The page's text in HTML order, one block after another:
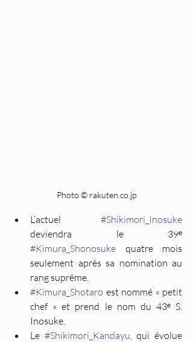
Photo © rakuten.co.jp
L’actuel #Shikimori_Inosuke
#Kimura_Shonosuke quatre mois
seulement après sa nomination au
rang suprême.
#Kimura_Shotaro est nommé « petit
chef » et prend le nom du 43ᵉ S.
Inosuke.
Le #Shikimori_Kandayu, qui évolue